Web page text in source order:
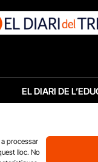
processar
lloc. No
EL DIARI DE